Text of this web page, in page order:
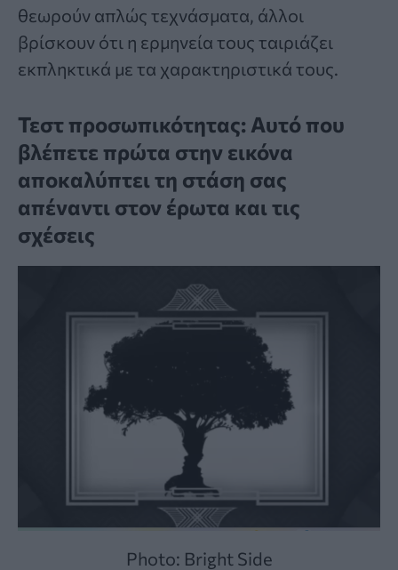
θεωρούν απλώς τεχνάσματα, άλλοι
βρίσκουν ότι η ερμηνεία τους ταιριάζει
εκπληκτικά με τα χαρακτηριστικά τους.
Τεστ προσωπικότητας: Αυτό που
βλέπετε πρώτα στην εικόνα
αποκαλύπτει τη στάση σας
απέναντι στον έρωτα και τις
σχέσεις
Photo: Bright Side